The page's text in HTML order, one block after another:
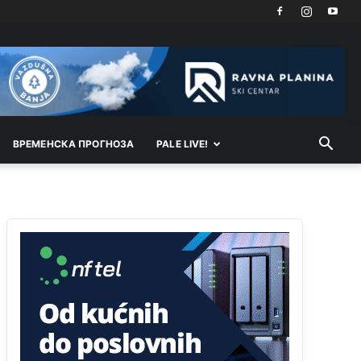
ВРEМEНСКА ПРОГНОЗА PALE LIVE!
Анонимно2810587 јуче
11:13
Proguglajte
Анонимно2810587
O kako su cudni lvi ljudi,uzeli bi sve da mogu...a
Nije u svijetu problem,nahraniti siromasnd,kako
nahraniti bogate!?
Анонимно2810587 јуче
Pozdrav,evo hvata me meze.
Анонимно2811968 јуче 11:38